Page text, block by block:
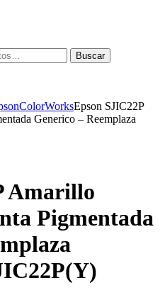
Buscar
ColorWorksEpson SJIC22P
Generico – Reemplaza
Amarillo
Pigmentada